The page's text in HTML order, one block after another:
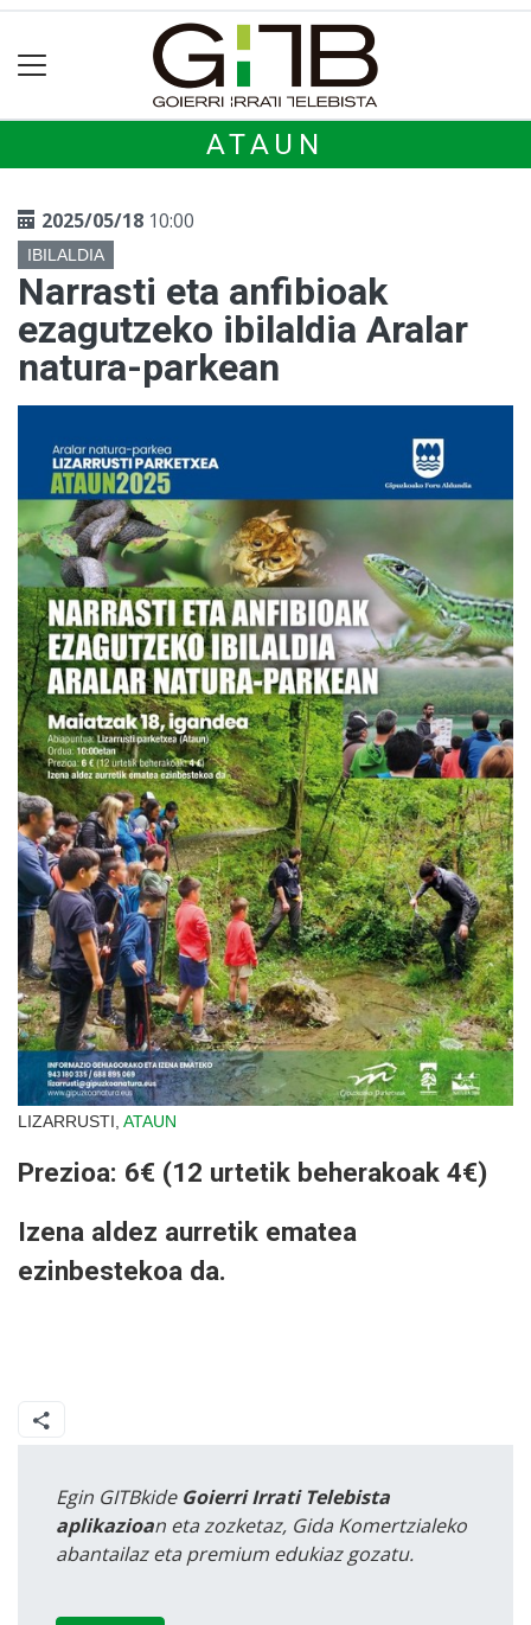
ATAUN
2025/05/18 10:00
IBILALDIA
Narrasti eta anfibioak
ezagutzeko ibilaldia Aralar
natura-parkean
LIZARRUSTI, ATAUN
Prezioa: 6€ (12 urtetik beherakoak 4€)
Izena aldez aurretik ematea
ezinbestekoa da.
Egin GITBkide Goierri Irrati Telebista
aplikazioan eta zozketaz, Gida Komertzialeko
abantailaz eta premium edukiaz gozatu.